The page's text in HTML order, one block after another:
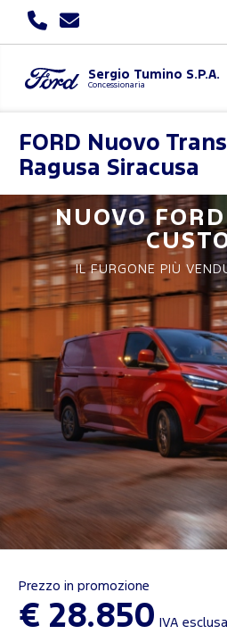
Sergio Tumino S.P.A.
Concessionaria
FORD Nuovo
Ragusa Siracusa
NUOVO
IL FURGONE PIÙ
Prezzo in promozione
€ 28.850 IVA esclusa